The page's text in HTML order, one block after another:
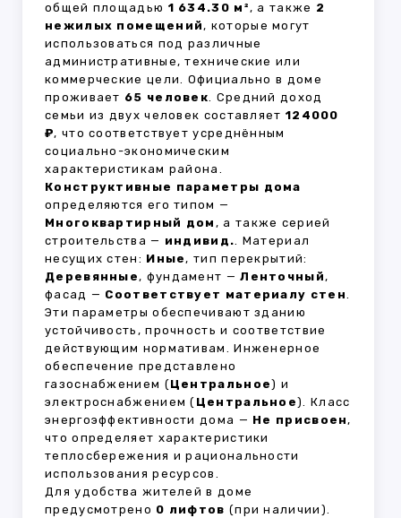
общей площадью 1 634.30 м², а также 2
нежилых помещений, которые могут
использоваться под различные
административные, технические или
коммерческие цели. Официально в доме
проживает 65 человек. Средний доход
семьи из двух человек составляет 124000
₽, что соответствует усреднённым
социально-экономическим
характеристикам района.
Конструктивные параметры дома
определяются его типом —
Многоквартирный дом , а также серией
строительства — индивид.. Материал
несущих стен: Иные, тип перекрытий:
Деревянные, фундамент —Ленточный,
фасад — Соответствует материалу стен.
Эти параметры обеспечивают зданию
устойчивость, прочность и соответствие
действующим нормативам. Инженерное
обеспечение представлено
газоснабжением (Центральное) и
электроснабжением ( Центральное). Класс
энергоэффективности дома — Не присвоен,
что определяет характеристики
теплосбережения и рациональности
использования ресурсов.
Для удобства жителей в доме
предусмотрено 0 лифтов (при наличии).